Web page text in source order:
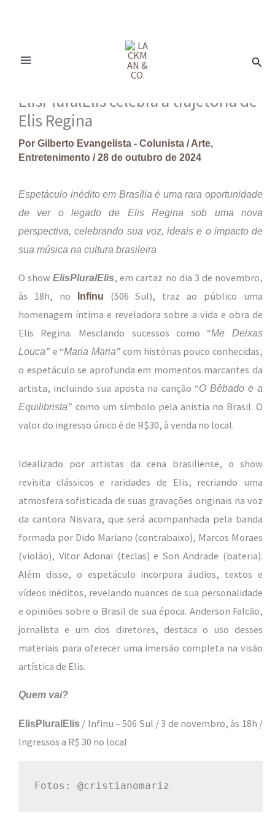
ElisPluralElis celebra a trajetória de
Elis Regina
Por Gilberto Evangelista - Colunista /Arte,
Entretenimento /28 de outubro de 2024
Espetáculo inédito em Brasília é uma rara oportunidade
de ver o legado de Elis Regina sob uma nova
perspectiva, celebrando sua voz, ideais e o impacto de
sua música na cultura brasileira
O showElisPluralElis, em cartaz no dia 3 de novembro,
às 18h, no
Infinu
(506 Sul), traz ao público uma
homenagem íntima e reveladora sobre a vida e obra de
Elis Regina. Mesclando sucessos como “Me Deixas
Louca” e “Maria Maria” com histórias pouco conhecidas,
o espetáculo se aprofunda em momentos marcantes da
artista, incluindo sua aposta na canção “O Bêbado e a
Equilibrista” como um símbolo pela anistia no Brasil. O
valor do ingresso único é de R$30, à venda no local.
Idealizado por artistas da cena brasiliense, o show
revisita clássicos e raridades de Elis, recriando uma
atmosfera sofisticada de suas gravações originais na voz
da cantora Nisvara, que será acompanhada pela banda
formada por Dido Mariano (contrabaixo), Marcos Moraes
(violão), Vitor Adonai (teclas) e Son Andrade (bateria).
Além disso, o espetáculo incorpora áudios, textos e
vídeos inéditos, revelando nuances de sua personalidade
e opiniões sobre o Brasil de sua época. Anderson Falcão,
jornalista e um dos diretores, destaca o uso desses
materiais para oferecer uma imersão completa na visão
artística de Elis.
Quem vai?
ElisPluralElis / Infinu – 506 Sul / 3 de novembro, às 18h /
Ingressos a R$ 30 no local
Fotos: @cristianomariz